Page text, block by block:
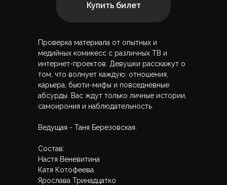
Проверка материала от опытных и
медийных комикесс с различных ТВ и
интернет-проектов. Девушки расскажут о
том, что волнует каждую: отношения,
карьера, бьюти-мифы и повседневные
абсурды. Вас ждут только личные истории,
самоирония и наблюдательность.
Ведущая - Таня Березовская.
Состав:
Настя Веневитина
Катя Котофеева
Ярослава Тринадцатко
Купить билет